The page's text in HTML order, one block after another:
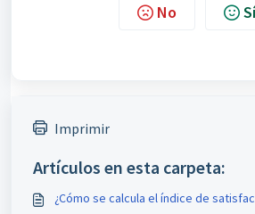
No Sí
Imprimir
Artículos en esta carpeta:
¿Cómo se calcula el índice de